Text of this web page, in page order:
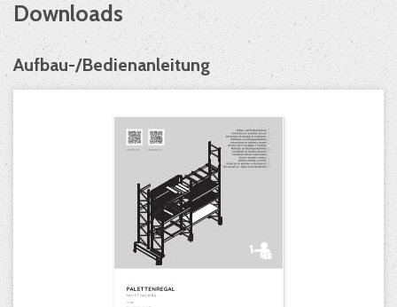
Downloads
Aufbau-/Bedienanleitung